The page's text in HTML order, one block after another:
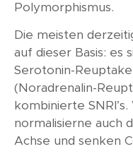
Polymorphismus.
Die meisten
auf dieser Basis: es
Serotonin-
(Noradrenalin-
kombinierte
normalisierne auch
Achse und senken